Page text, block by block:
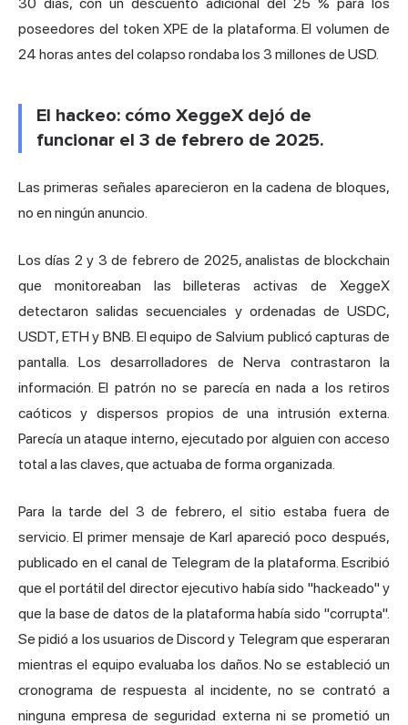
poseedores del token XPE de la plataforma. El volumen de
24 horas antes del colapso rondaba los 3 millones de USD.
El hackeo: cómo XeggeX dejó de
funcionar el 3 de febrero de 2025.
Las primeras señales aparecieron en la cadena de bloques,
no en ningún anuncio.
Los días 2 y 3 de febrero de 2025, analistas de blockchain
que monitoreaban las billeteras activas de XeggeX
detectaron salidas secuenciales y ordenadas de USDC,
USDT, ETH y BNB. El equipo de Salvium publicó capturas de
pantalla. Los desarrolladores de Nerva contrastaron la
información. El patrón no se parecía en nada a los retiros
caóticos y dispersos propios de una intrusión externa.
Parecía un ataque interno, ejecutado por alguien con acceso
total a las claves, que actuaba de forma organizada.
Para la tarde del 3 de febrero, el sitio estaba fuera de
servicio. El primer mensaje de Karl apareció poco después,
publicado en el canal de Telegram de la plataforma. Escribió
que el portátil del director ejecutivo había sido "hackeado" y
que la base de datos de la plataforma había sido "corrupta".
Se pidió a los usuarios de Discord y Telegram que esperaran
mientras el equipo evaluaba los daños. No se estableció un
cronograma de respuesta al incidente, no se contrató a
ninguna empresa de seguridad externa ni se prometió un